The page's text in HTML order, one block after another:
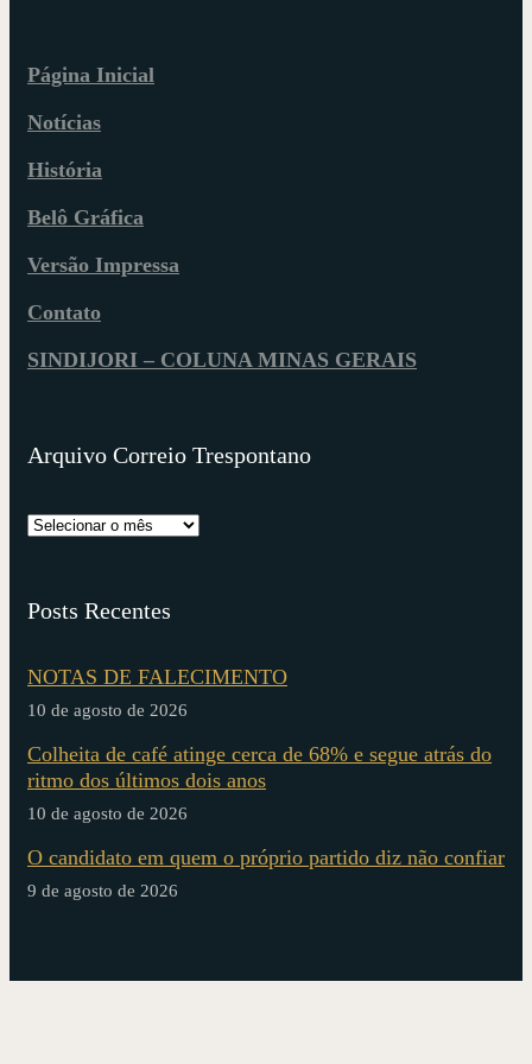
Página Inicial
Notícias
História
Belô Gráfica
Versão Impressa
Contato
SINDIJORI – COLUNA MINAS GERAIS
Arquivo Correio Trespontano
Posts Recentes
NOTAS DE FALECIMENTO
10 de agosto de 2026
Colheita de café atinge cerca de 68% e segue atrás do
ritmo dos últimos dois anos
10 de agosto de 2026
O candidato em quem o próprio partido diz não confiar
9 de agosto de 2026